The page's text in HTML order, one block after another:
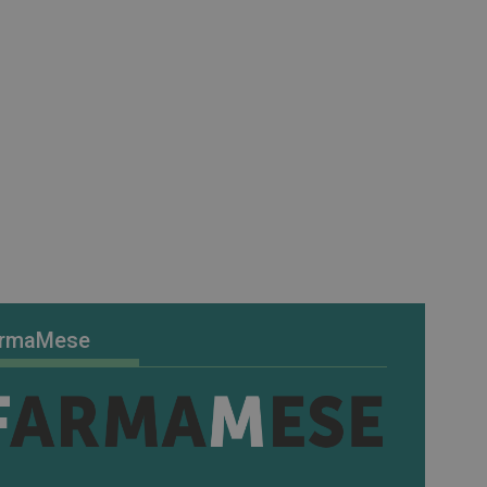
in ogni richiesta
i dati di
di analisi dei
Cookie-
consenso sui
banner dei cookie
le scelte
loro interazione
sulla privacy,
delle
delle
nei siti; può
la nuova
DESCRIZIONE